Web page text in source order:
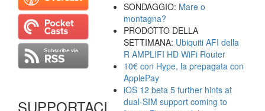
SUPPORTACI
SONDAGGIO: Mare o
montagna?
PRODOTTO DELLA
SETTIMANA: Ubiquiti AFI della
R AMPLIFI HD WiFi Router
10€ con Hype, la prepagata con
ApplePay
iOS 12 beta 5 further hints at
dual-SIM support coming to